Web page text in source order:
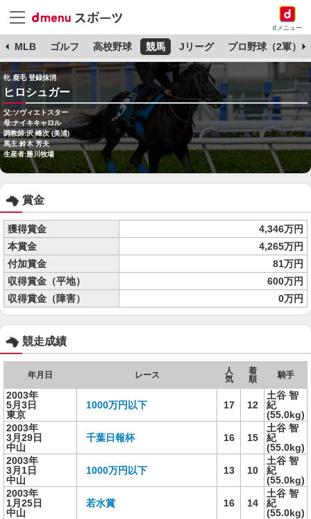
dメニュー
MLB ゴルフ 高校野球 競馬 Jリーグ プロ野球（2軍）
牝 鹿毛 登録抹消
ヒロシュガー
父:ソヴィエトスター
母:ナイキキャロル
調教師:沢 峰次 (美浦)
馬主:鈴木 芳夫
生産者:勝川牧場
賞金
獲得賞金
4,346万円
本賞金
4,265万円
付加賞金
81万円
収得賞金（平地）
600万円
収得賞金（障害）
0万円
競走成績
年月日 レース
人
気
着
順
騎手
2003年
5月3日
東京
1000万円以下 17 12
土谷 智
紀
(55.0kg)
2003年
3月29日
中山
千葉日報杯 16 15
土谷 智
紀
(55.0kg)
2003年
3月1日
中山
1000万円以下 13 10
土谷 智
紀
(55.0kg)
2003年
1月25日
中山
若水賞 16 14
土谷 智
紀
(55.0kg)